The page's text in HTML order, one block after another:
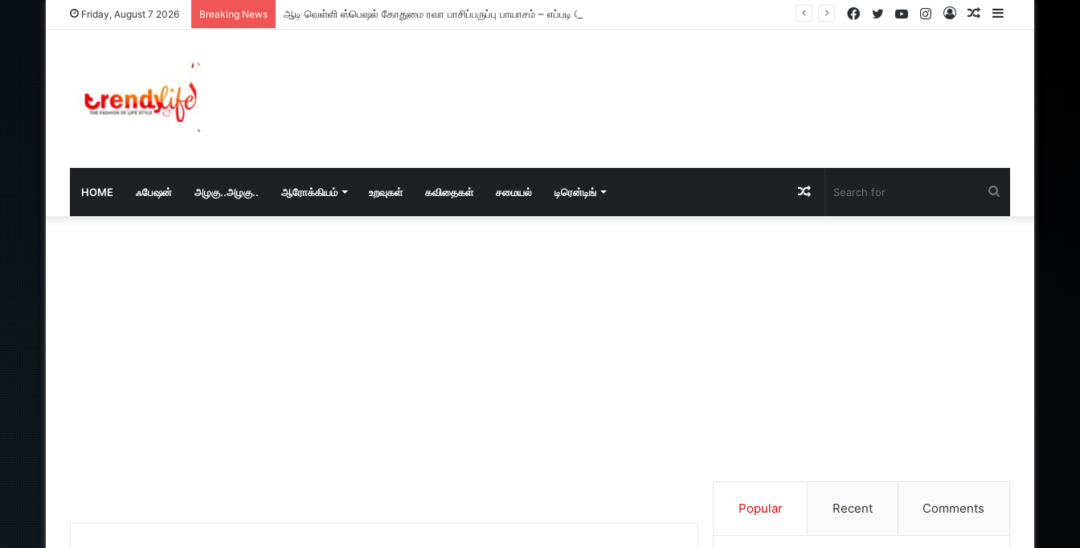
Friday, August 7 2026 Breaking News ஆடி வெள்ளி ஸ்பெஷல் கோதுமை ரவா பாசிப்பருப்பு பாயாசம் – எப்படி செய்யணும் தெரியுமா? Sidebar
Random
Log
Instagram
YouTube
Twitter
Facebook
HOME ஃபேஷன் அழகு..அழகு.. ஆரோக்கியம் உறவுகள் கவிதைகள் சமையல் டிரென்டிங் Random
Popular Recent Comments